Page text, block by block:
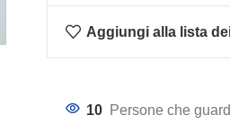
Aggiungi alla lista
10 Persone che